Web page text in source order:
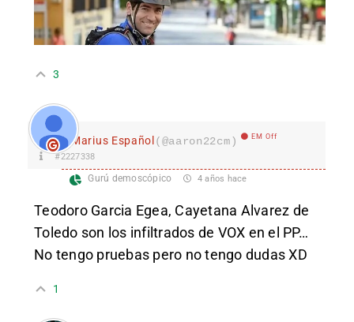
3
Marius Español (@aaron22cm) EM Off
#2227338
Gurú demoscópico 4 años hace
Teodoro Garcia Egea, Cayetana Alvarez de
Toledo son los infiltrados de VOX en el PP…
No tengo pruebas pero no tengo dudas XD
1